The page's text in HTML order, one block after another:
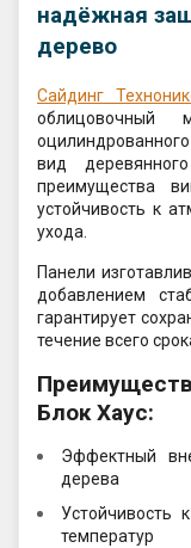
надёжная
дерево
Сайдинг
облицовочный
вид
преимущества
устойчивость к
ухода.
Панели
добавлением
гарантирует
течение всего
Блок Хаус:
Эффектный
дерева
Устойчивость
температур